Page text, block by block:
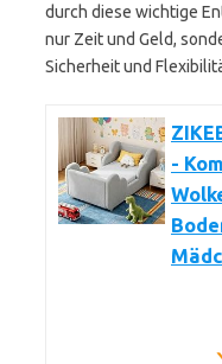
durch diese wichtige
nur Zeit und Geld,
Sicherheit und
-